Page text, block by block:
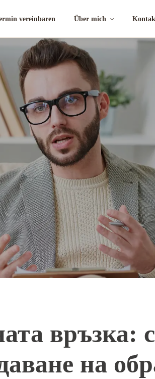
vereinbaren Über mich
връзка:
на